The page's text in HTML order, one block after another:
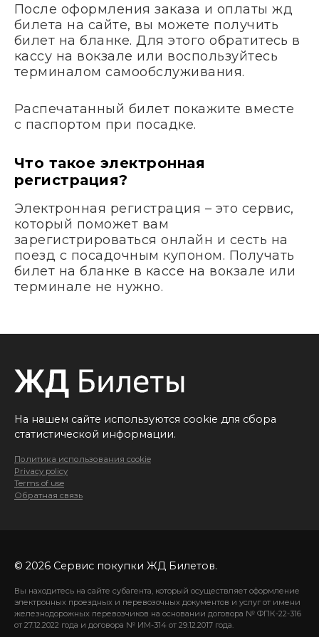
После оформления заказа и оплаты жд
билета на сайте, вы можете получить
билет на бланке. Для этого обратитесь в
кассу на вокзале или воспользуйтесь
терминалом самообслуживания.
Распечатанный билет покажите вместе
с паспортом при посадке.
Что такое электронная
регистрация?
Электронная регистрация – это сервис,
который поможет вам
зарегистрироваться онлайн и сесть на
поезд с посадочным купоном. Получать
билет на бланке в кассе на вокзале или
терминале не нужно.
На нашем сайте используются cookie для сбора
статистической информации.
Политика использования cookie
Privacy policy
Terms of use
Обратная связь
© 2026 Сервис покупки ЖД Билетов.
Вы находитесь на сайте субагента, который осуществляет оформление
электронных проездных и перевозочных документов и услуг от имени
железнодорожных перевозчиков на основании договора № ФПК-22-316
от 27.12.2022 года и договора № ИМ-314 от 29.12.2017 года.